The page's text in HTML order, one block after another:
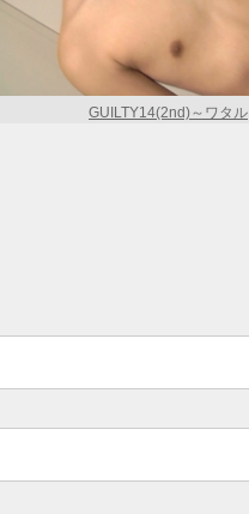
GUILTY14(2nd)～ワタル